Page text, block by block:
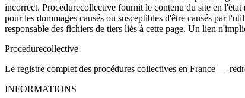
incorrect. Procedurecollective fournit le contenu du site en
pour les dommages causés ou susceptibles d'être causés par
responsable des fichiers de tiers liés à cette page. Un lien
Procedurecollective
Le registre complet des procédures collectives en France —
INFORMATIONS